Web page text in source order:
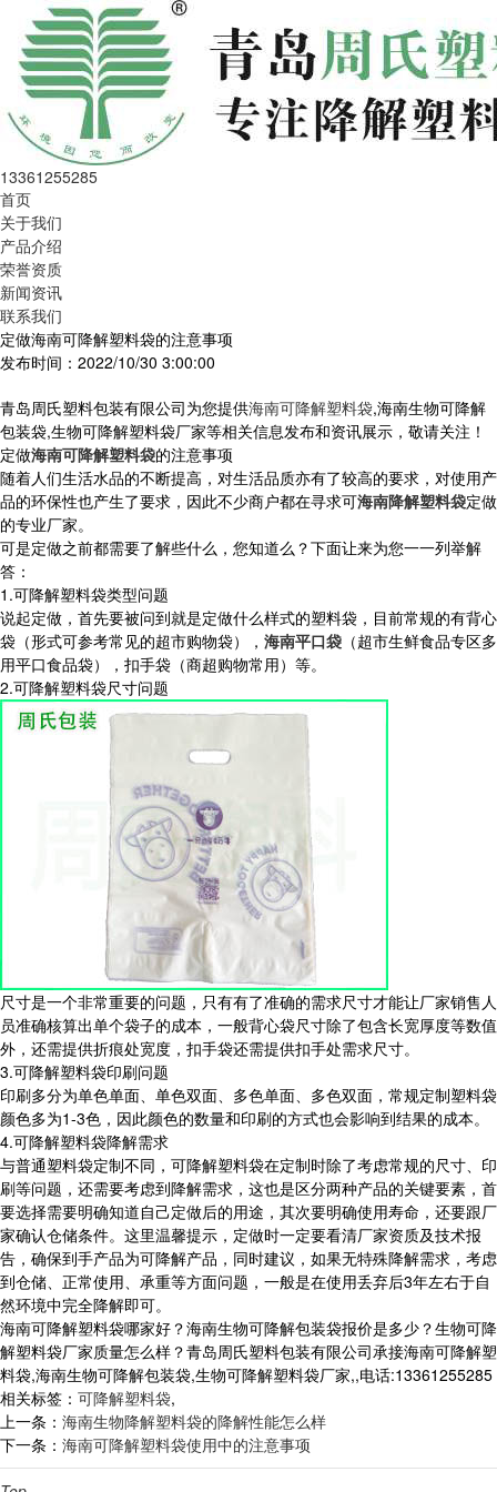
13361255285
首页
关于我们
产品介绍
荣誉资质
新闻资讯
联系我们
定做海南可降解塑料袋的注意事项
发布时间：2022/10/30 3:00:00
青岛周氏塑料包装有限公司为您提供海南可降解塑料袋,海南生物可降解
包装袋,生物可降解塑料袋厂家等相关信息发布和资讯展示，敬请关注！
定做海南可降解塑料袋的注意事项
随着人们生活水品的不断提高，对生活品质亦有了较高的要求，对使用产
品的环保性也产生了要求，因此不少商户都在寻求可海南降解塑料袋定做
的专业厂家。
可是定做之前都需要了解些什么，您知道么？下面让来为您一一列举解
答：
1.可降解塑料袋类型问题
说起定做，首先要被问到就是定做什么样式的塑料袋，目前常规的有背心
袋（形式可参考常见的超市购物袋）， 海南平口袋 （超市生鲜食品专区多
用平口食品袋），扣手袋（商超购物常用）等。
2.可降解塑料袋尺寸问题
尺寸是一个非常重要的问题，只有有了准确的需求尺寸才能让厂家销售人
员准确核算出单个袋子的成本，一般背心袋尺寸除了包含长宽厚度等数值
外，还需提供折痕处宽度，扣手袋还需提供扣手处需求尺寸。
3.可降解塑料袋印刷问题
印刷多分为单色单面、单色双面、多色单面、多色双面，常规定制塑料袋
颜色多为1-3色，因此颜色的数量和印刷的方式也会影响到结果的成本。
4.可降解塑料袋降解需求
与普通塑料袋定制不同，可降解塑料袋在定制时除了考虑常规的尺寸、印
刷等问题，还需要考虑到降解需求，这也是区分两种产品的关键要素，首
要选择需要明确知道自己定做后的用途，其次要明确使用寿命，还要跟厂
家确认仓储条件。这里温馨提示，定做时一定要看清厂家资质及技术报
告，确保到手产品为可降解产品，同时建议，如果无特殊降解需求，考虑
到仓储、正常使用、承重等方面问题，一般是在使用丢弃后3年左右于自
然环境中完全降解即可。
海南可降解塑料袋哪家好？海南生物可降解包装袋报价是多少？生物可降
解塑料袋厂家质量怎么样？青岛周氏塑料包装有限公司承接海南可降解塑
料袋,海南生物可降解包装袋,生物可降解塑料袋厂家,,电话:13361255285
相关标签： 可降解塑料袋,
上一条： 海南生物降解塑料袋的降解性能怎么样
下一条： 海南可降解塑料袋使用中的注意事项